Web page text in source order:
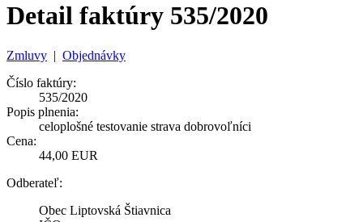
Detail faktúry 535/2020
Zmluvy | Objednávky
Číslo faktúry:
535/2020
Popis plnenia:
celoplošné testovanie strava dobrovoľníci
Cena:
44,00 EUR
Odberateľ:
Obec Liptovská Štiavnica